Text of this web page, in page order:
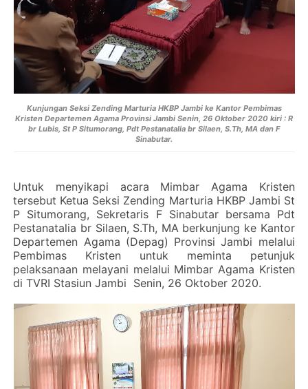
Kunjungan Seksi Zending Marturia HKBP Jambi ke Kantor Pembimas
Kristen Departemen Agama Provinsi Jambi Senin, 26 Oktober 2020 kiri : R
br Lubis, St P Situmorang, Pdt Pestanatalia br Silaen, S.Th, MA dan F
Sinabutar.
Untuk menyikapi acara Mimbar Agama Kristen
tersebut Ketua Seksi Zending Marturia HKBP Jambi St
P Situmorang, Sekretaris F Sinabutar bersama Pdt
Pestanatalia br Silaen, S.Th, MA berkunjung ke Kantor
Departemen Agama (Depag) Provinsi Jambi melalui
Pembimas Kristen untuk meminta petunjuk
pelaksanaan melayani melalui Mimbar Agama Kristen
di TVRI Stasiun Jambi Senin, 26 Oktober 2020.